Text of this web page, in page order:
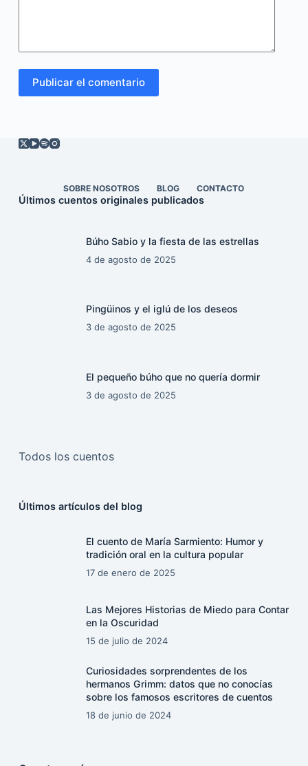
Publicar el comentario
SOBRE NOSOTROS BLOG CONTACTO
Últimos cuentos originales publicados
Búho Sabio y la fiesta de las estrellas
4 de agosto de 2025
Pingüinos y el iglú de los deseos
3 de agosto de 2025
El pequeño búho que no quería dormir
3 de agosto de 2025
Todos los cuentos
Últimos artículos del blog
El cuento de María Sarmiento: Humor y
tradición oral en la cultura popular
17 de enero de 2025
Las Mejores Historias de Miedo para Contar
en la Oscuridad
15 de julio de 2024
Curiosidades sorprendentes de los
hermanos Grimm: datos que no conocías
sobre los famosos escritores de cuentos
18 de junio de 2024